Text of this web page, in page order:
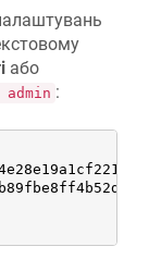
або
admin :